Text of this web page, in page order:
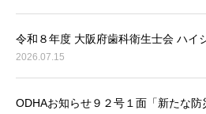
令和８年度 大阪府歯科衛生士会 ハ
2026.07.15
ODHAお知らせ９２号１面「新たな